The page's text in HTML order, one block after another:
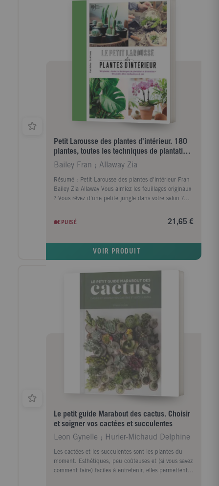
Petit Larousse des plantes d'intérieur. 180
plantes, toutes les techniques de plantation
et d'entret
Bailey Fran ; Allaway Zia
Résumé : Petit Larousse des plantes d'intérieur Fran
Bailey Zia Allaway Vous aimiez les feuillages originaux
? Vous rêvez d'une petite jungle dans votre salon ?
dessins et pas à pas, ce guide vous permettra de
verdure relaxant et décoratif que vous aurez eu plaisir
créations de l'auteur expliquées étapes par étapes
pour réaliser un mini-jardin de cactus, détourner un
vase en terrarium, suspendre un kokedama...
plantes qui vous plaisent et s'adapteront le mieux aux
conditions de culture de votre salon ou de votre
cuisine ! Découvrez en images comment les
entretenir, les multiplier et les soigner, guidé par des
conseils clairs et précis. Le guide indispensable pour
avoir la main verte !
EPUISÉ 21,65 €
VOIR PRODUIT
Le petit guide Marabout des cactus. Choisir
et soigner vos cactées et succulentes
Leon Gynelle ; Hurier-Michaud Delphine
Les cactées et les succulentes sont les plantes du
moment. Esthétiques, peu coûteuses et (si vous savez
comment faire) faciles à entretenir, elles permettent